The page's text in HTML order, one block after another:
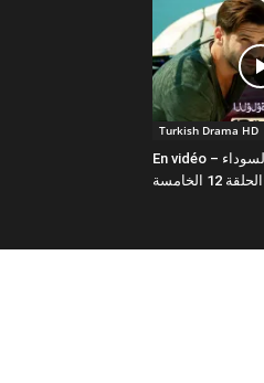
Turkish Drama HD
En vidéo – مسلسل اللؤلؤة السوداء